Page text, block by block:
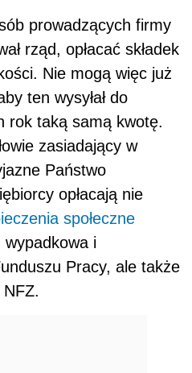
prowadzących firmy
rząd, opłacać składek
Nie mogą więc już
ten wysyłał do
rok taką samą kwotę.
zasiadający w
Państwo
opłacają nie
społeczne
i
Pracy, ale także